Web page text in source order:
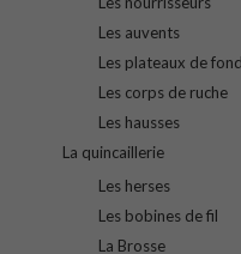
Les auvents
Les plateaux de fond
Les corps de ruche
Les hausses
La quincaillerie
Les herses
Les bobines de fil
La Brosse